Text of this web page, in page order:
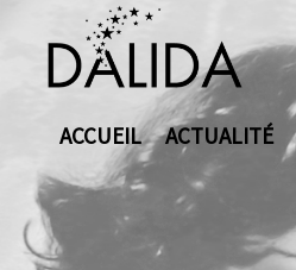
ACCUEIL ACTUALITÉ